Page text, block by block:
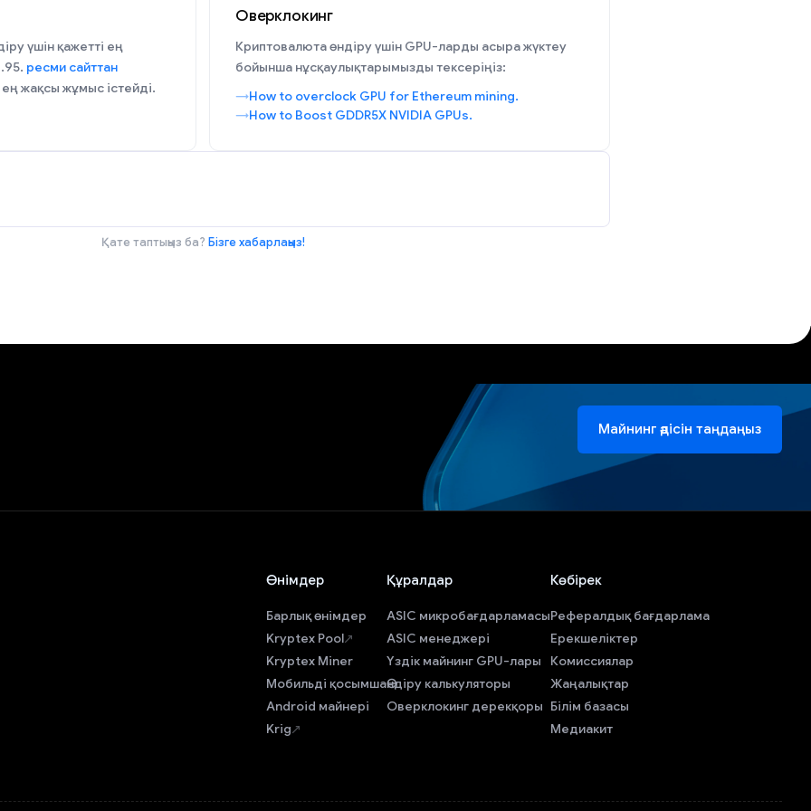
үшін қажетті ең
ресми сайттан
жақсы жұмыс істейді.
Оверклокинг
Криптовалюта өндіру үшін GPU-ларды асыра жүктеу
бойынша нұсқаулықтарымызды тексеріңіз:
How to overclock GPU for Ethereum mining.
How to Boost GDDR5X NVIDIA GPUs.
Қате таптыңыз ба? Бізге хабарлаңыз!
Майнинг әдісін таңдаңыз
Өнімдер
Барлық өнімдер
Kryptex Pool
Kryptex Miner
Мобильді қосымша
Android майнері
Krig
Құралдар
ASIC микробағдарламасы
ASIC менеджері
Үздік майнинг GPU-лары
Өндіру калькуляторы
Оверклокинг дерекқоры
Көбірек
Рефералдық бағдарлама
Ерекшеліктер
Комиссиялар
Жаңалықтар
Білім базасы
Медиакит